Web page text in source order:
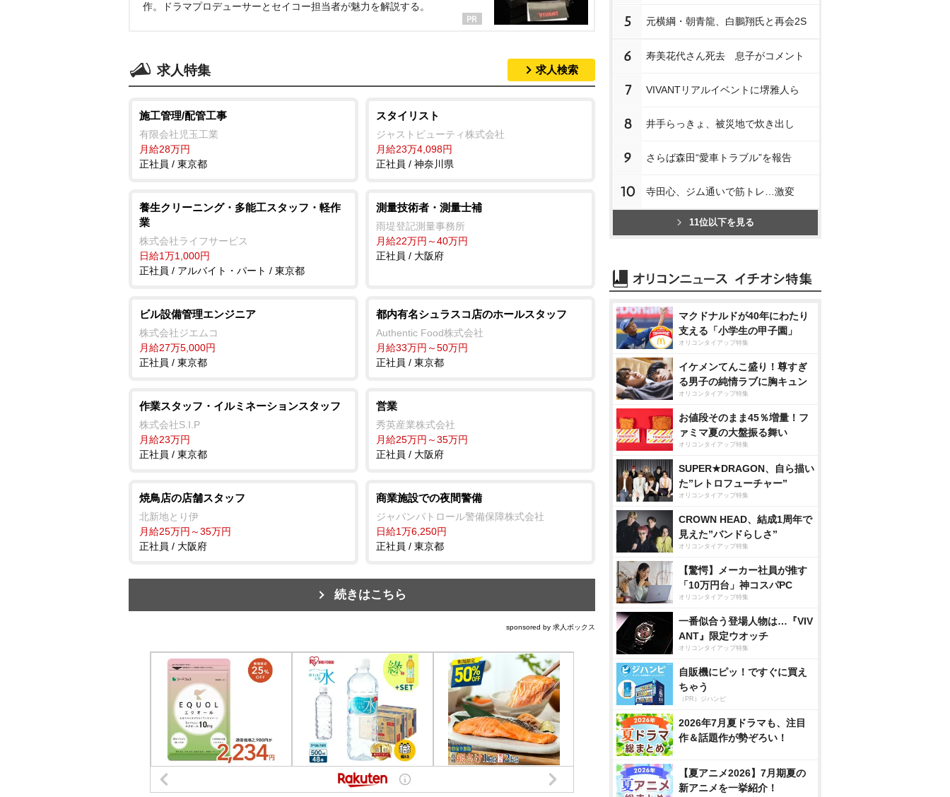
作。ドラマプロデューサーとセイコー担当者が魅力を解説する。
求人特集 求人検索
施工管理/配管工事
有限会社児玉工業
月給28万円
正社員 / 東京都
スタイリスト
ジャストビューティ株式会社
月給23万4,098円
正社員 / 神奈川県
養生クリーニング・多能工スタッフ・軽作
業
株式会社ライフサービス
日給1万1,000円
正社員 / アルバイト・パート / 東京都
測量技術者・測量士補
雨堤登記測量事務所
月給22万円～40万円
正社員 / 大阪府
ビル設備管理エンジニア
株式会社ジエムコ
月給27万5,000円
正社員 / 東京都
都内有名シュラスコ店のホールスタッフ
Authentic Food株式会社
月給33万円～50万円
正社員 / 東京都
作業スタッフ・イルミネーションスタッフ
株式会社S.I.P
月給23万円
正社員 / 東京都
営業
秀英産業株式会社
月給25万円～35万円
正社員 / 大阪府
焼鳥店の店舗スタッフ
北新地とり伊
月給25万円～35万円
正社員 / 大阪府
商業施設での夜間警備
ジャパンパトロール警備保障株式会社
日給1万6,250円
正社員 / 東京都
続きはこちら
sponsored by 求人ボックス
5 元横綱・朝青龍、白鵬翔氏と再会2S
6 寿美花代さん死去 息子がコメント
7 VIVANTリアルイベントに堺雅人ら
8 井手らっきょ、被災地で炊き出し
9 さらば森田“愛車トラブル”を報告
10 寺田心、ジム通いで筋トレ…激変
11位以下を見る
マクドナルドが40年にわたり
支える「小学生の甲子園」
オリコンタイアップ特集
イケメンてんこ盛り！尊すぎ
る男子の純情ラブに胸キュン
オリコンタイアップ特集
お値段そのまま45％増量！フ
ァミマ夏の大盤振る舞い
オリコンタイアップ特集
SUPER★DRAGON、自ら描い
た”レトロフューチャー”
オリコンタイアップ特集
CROWN HEAD、結成1周年で
見えた”バンドらしさ”
オリコンタイアップ特集
【驚愕】メーカー社員が推す
「10万円台」神コスパPC
オリコンタイアップ特集
一番似合う登場人物は…『VIV
ANT』限定ウオッチ
オリコンタイアップ特集
自販機にピッ！ですぐに買え
ちゃう
（PR）ジハンピ
2026年7月夏ドラマも、注目
作＆話題作が勢ぞろい！
【夏アニメ2026】7月期夏の
新アニメを一挙紹介！